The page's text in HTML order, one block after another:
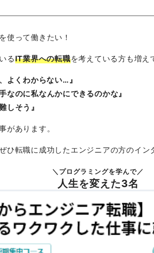
使って働きたい！
るIT業界への転職を考えている方も増え
よくわからない…』
なのに私なんかにできるのかな』
しそう』
があります。
ひ転職に成功したエンジニアの方のイン
＼プログラミングを学んで／
人生を変えた3名